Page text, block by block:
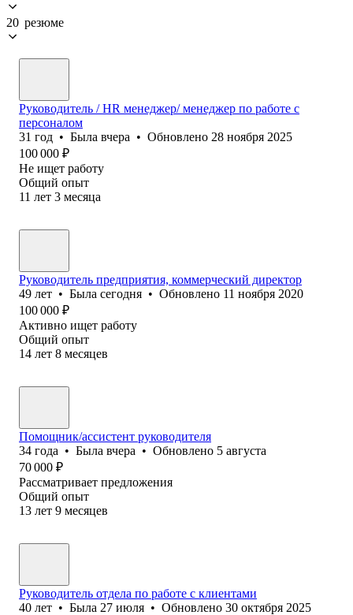
20 резюме
Руководитель / HR менеджер/ менеджер по работе с
персоналом
31 год • Была вчера • Обновлено 28 ноября 2025
100 000 ₽
Не ищет работу
Общий опыт
11 лет 3 месяца
Руководитель предприятия, коммерческий директор
49 лет • Была сегодня • Обновлено 11 ноября 2020
100 000 ₽
Активно ищет работу
Общий опыт
14 лет 8 месяцев
Помощник/ассистент руководителя
34 года • Была вчера • Обновлено 5 августа
70 000 ₽
Рассматривает предложения
Общий опыт
13 лет 9 месяцев
Руководитель отдела по работе с клиентами
40 лет • Была 27 июля • Обновлено 30 октября 2025